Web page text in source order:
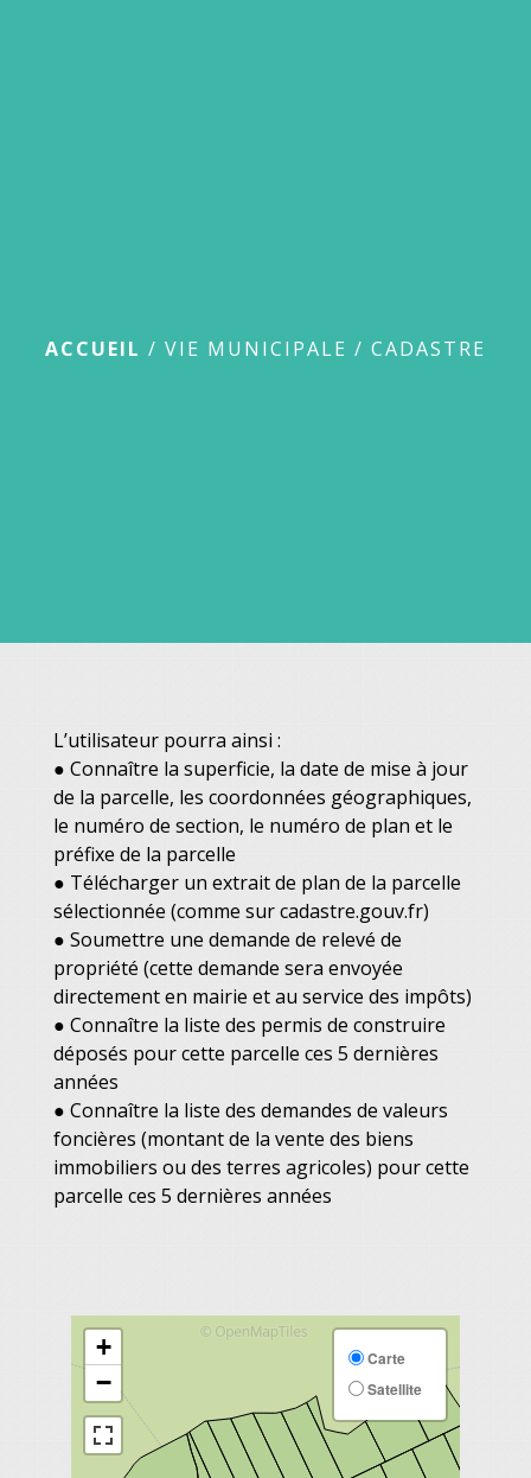
ACCUEIL / VIE MUNICIPALE / CADASTRE
L’utilisateur pourra ainsi :
● Connaître la superficie, la date de mise à jour
de la parcelle, les coordonnées géographiques,
le numéro de section, le numéro de plan et le
préfixe de la parcelle
● Télécharger un extrait de plan de la parcelle
sélectionnée (comme sur cadastre.gouv.fr)
● Soumettre une demande de relevé de
propriété (cette demande sera envoyée
directement en mairie et au service des impôts)
● Connaître la liste des permis de construire
déposés pour cette parcelle ces 5 dernières
années
● Connaître la liste des demandes de valeurs
foncières (montant de la vente des biens
immobiliers ou des terres agricoles) pour cette
parcelle ces 5 dernières années